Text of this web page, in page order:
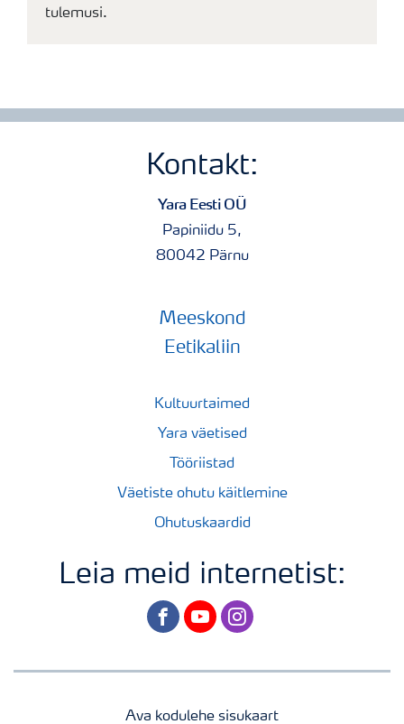
tulemusi.
Kontakt:
Yara Eesti OÜ
Papiniidu 5,
80042 Pärnu
Meeskond
Eetikaliin
Kultuurtaimed
Yara väetised
Tööriistad
Väetiste ohutu käitlemine
Ohutuskaardid
Leia meid internetist:
facebookyoutubeinstagram
Ava kodulehe sisukaart